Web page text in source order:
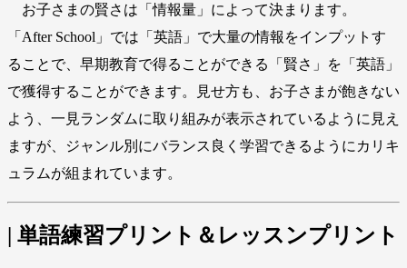
お子さまの賢さは「情報量」によって決まります。
「After School」では「英語」で大量の情報をインプットす
ることで、早期教育で得ることができる「賢さ」を「英語」
で獲得することができます。見せ方も、お子さまが飽きない
よう、一見ランダムに取り組みが表示されているように見え
ますが、ジャンル別にバランス良く学習できるようにカリキ
ュラムが組まれています。
| 単語練習プリント＆レッスンプリント